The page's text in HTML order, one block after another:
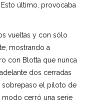
último, provocaba
vueltas y con sólo
mostrando a
con Blotta que nunca
dos cerradas
sobrepaso el piloto de
modo cerró una serie